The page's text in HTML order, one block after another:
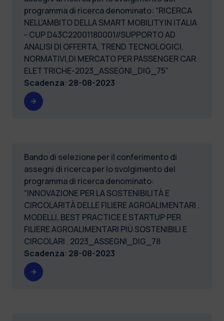
programma di ricerca denominato: “RICERCA
NELL’AMBITO DELLA SMART MOBILITY IN ITALIA
- CUP D43C22001180001//SUPPORTO AD
ANALISI DI OFFERTA, TREND TECNOLOGICI,
NORMATIVI,DI MERCATO PER PASSENGER CAR
ELETTRICHE-2023_ASSEGNI_DIG_75”
Scadenza: 28-08-2023
Bando di selezione per il conferimento di
assegni di ricerca per lo svolgimento del
programma di ricerca denominato:
“INNOVAZIONE PER LA SOSTENIBILITÀ E
CIRCOLARITÀ DELLE FILIERE AGROALIMENTARI .
MODELLI, BEST PRACTICE E STARTUP PER
FILIERE AGROALIMENTARI PIÙ SOSTENIBILI E
CIRCOLARI . 2023_ASSEGNI_DIG_78
Scadenza: 28-08-2023